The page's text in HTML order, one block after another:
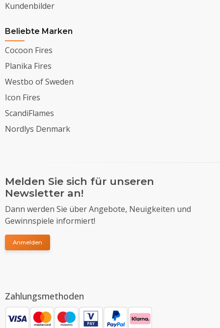
Kundenbilder
Beliebte Marken
Cocoon Fires
Planika Fires
Westbo of Sweden
Icon Fires
ScandiFlames
Nordlys Denmark
Melden Sie sich für unseren
Newsletter an!
Dann werden Sie über Angebote, Neuigkeiten und
Gewinnspiele informiert!
Anmelden
Zahlungsmethoden